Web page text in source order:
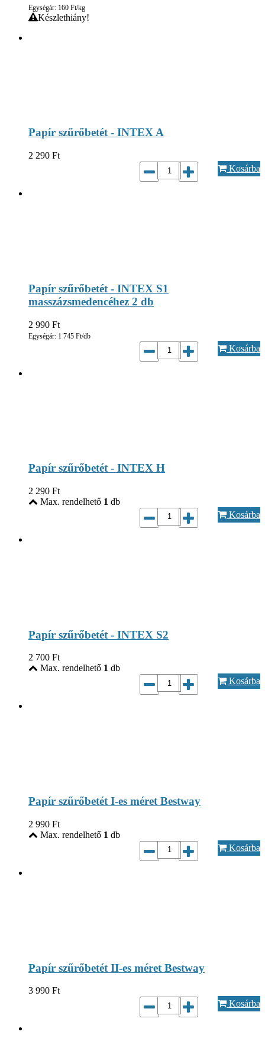
Egységár: 160 Ft/kg
Készlethiány!
Papír szűrőbetét - INTEX A
2 290 Ft
Kosárba
Papír szűrőbetét - INTEX S1
masszázsmedencéhez 2 db
2 990 Ft
Egységár: 1 745 Ft/db
Kosárba
Papír szűrőbetét - INTEX H
2 290 Ft
Max. rendelhető 1 db
Kosárba
Papír szűrőbetét - INTEX S2
2 700 Ft
Max. rendelhető 1 db
Kosárba
Papír szűrőbetét I-es méret Bestway
2 990 Ft
Max. rendelhető 1 db
Kosárba
Papír szűrőbetét II-es méret Bestway
3 990 Ft
Kosárba